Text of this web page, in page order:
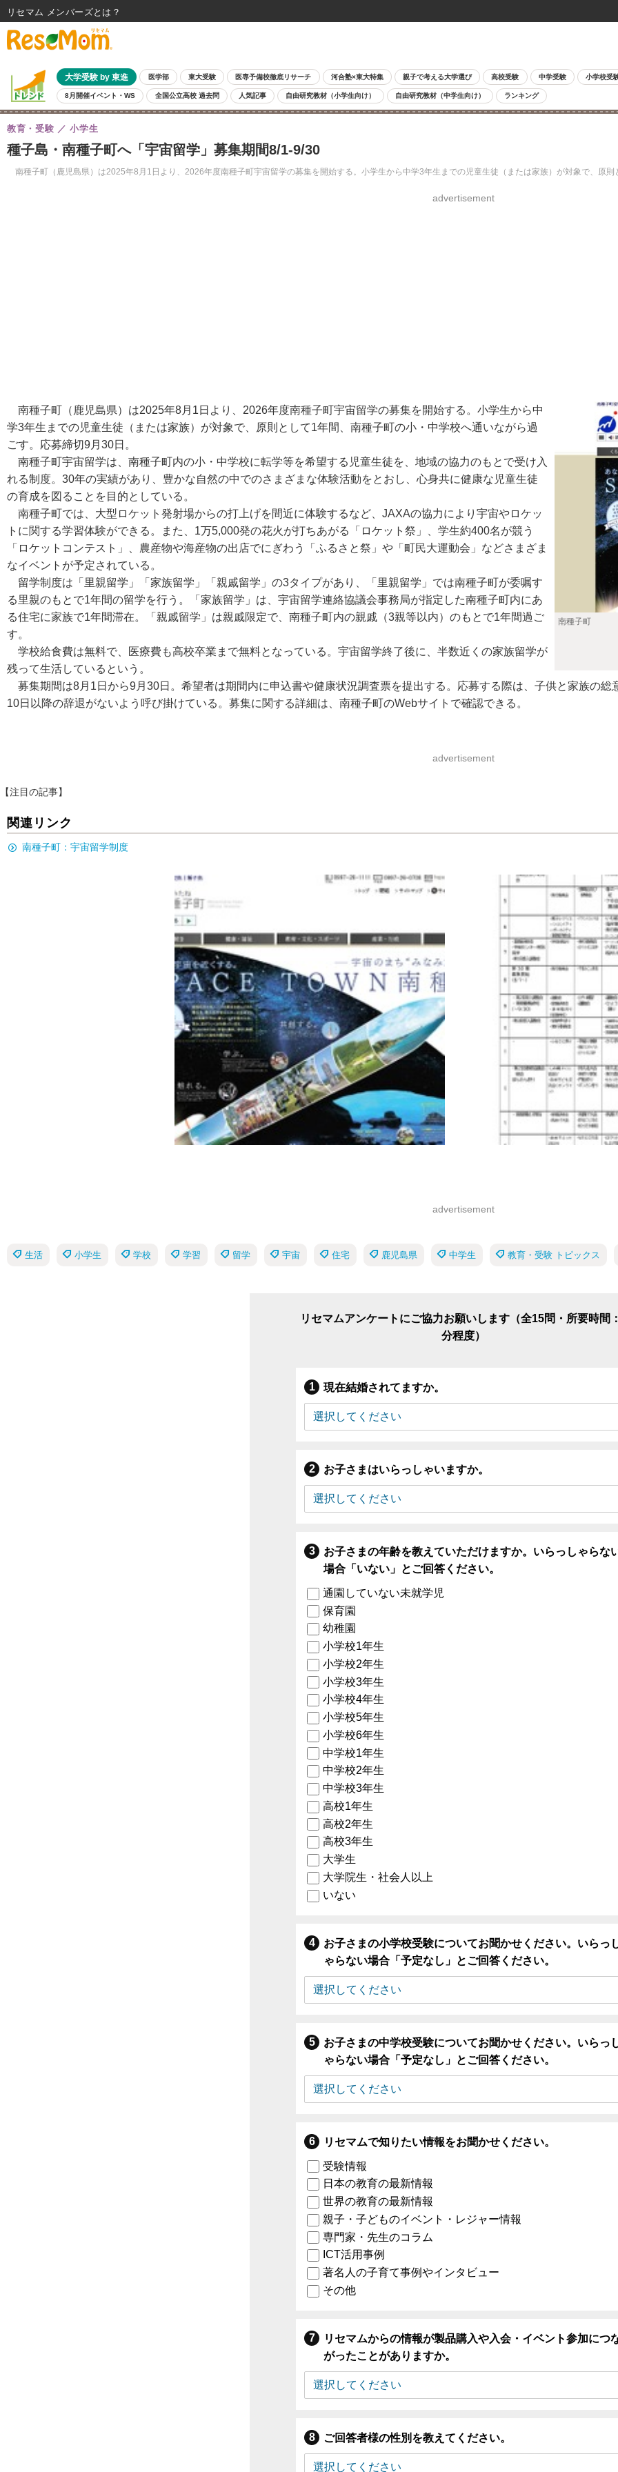
大学受験 by 東進 医学部 東大受験 医専予備校徹底リサーチ 河合塾×東大特集 親子で考える大学選び 高校受験 中学受験 小学校受
8月開催イベント・WS 全国公立高校 過去問 人気記事 自由研究教材（小学生向け） 自由研究教材（中学生向け） ランキング
種子島・南種子町へ「宇宙留学」募集期間8/1-9/30
南種子町（鹿児島県）は2025年8月1日より、2026年度南種子町宇宙留学の募集を開始する。小学生から中学3年生までの児童生徒（または家族）が対象で、原
教育・受験 小学生
advertisement
南種子町
南種子町（鹿児島県）は2025年8月1日より、2026年度南種子町宇宙留学の募集を開始する。小学生から中
学3年生までの児童生徒（または家族）が対象で、原則として1年間、南種子町の小・中学校へ通いながら過
ごす。応募締切9月30日。
南種子町宇宙留学は、南種子町内の小・中学校に転学等を希望する児童生徒を、地域の協力のもとで受け入
れる制度。30年の実績があり、豊かな自然の中でのさまざまな体験活動をとおし、心身共に健康な児童生徒
の育成を図ることを目的としている。
南種子町では、大型ロケット発射場からの打上げを間近に体験するなど、JAXAの協力により宇宙やロケッ
トに関する学習体験ができる。また、1万5,000発の花火が打ちあがる「ロケット祭」、学生約400名が競う
「ロケットコンテスト」、農産物や海産物の出店でにぎわう「ふるさと祭」や「町民大運動会」などさまざま
なイベントが予定されている。
留学制度は「里親留学」「家族留学」「親戚留学」の3タイプがあり、「里親留学」では南種子町が委嘱す
る里親のもとで1年間の留学を行う。「家族留学」は、宇宙留学連絡協議会事務局が指定した南種子町内にあ
る住宅に家族で1年間滞在。「親戚留学」は親戚限定で、南種子町内の親戚（3親等以内）のもとで1年間過ご
す。
学校給食費は無料で、医療費も高校卒業まで無料となっている。宇宙留学終了後に、半数近くの家族留学が
残って生活しているという。
募集期間は8月1日から9月30日。希望者は期間内に申込書や健康状況調査票を提出する。応募する際は、子供と家族の
10日以降の辞退がないよう呼び掛けている。募集に関する詳細は、南種子町のWebサイトで確認できる。
advertisement
【注目の記事】
関連リンク
南種子町：宇宙留学制度
advertisement
生活 小学生 学校 学習 留学 宇宙 住宅 鹿児島県 中学生 教育・受験 トピックス
リセマムアンケートにご協力お願いします（全15問・所要時間
分程度）
現在結婚されてますか。
お子さまはいらっしゃいますか。
お子さまの年齢を教えていただけますか。いらっしゃらな
場合「いない」とご回答ください。
通園していない未就学児
保育園
幼稚園
小学校1年生
小学校2年生
小学校3年生
小学校4年生
小学校5年生
小学校6年生
中学校1年生
中学校2年生
中学校3年生
高校1年生
高校2年生
高校3年生
大学生
大学院生・社会人以上
いない
お子さまの小学校受験についてお聞かせください。いらっ
ゃらない場合「予定なし」とご回答ください。
お子さまの中学校受験についてお聞かせください。いらっ
ゃらない場合「予定なし」とご回答ください。
リセマムで知りたい情報をお聞かせください。
受験情報
日本の教育の最新情報
世界の教育の最新情報
親子・子どものイベント・レジャー情報
専門家・先生のコラム
ICT活用事例
著名人の子育て事例やインタビュー
その他
リセマムからの情報が製品購入や入会・イベント参加につ
がったことがありますか。
ご回答者様の性別を教えてください。
リセマム メンバーズ